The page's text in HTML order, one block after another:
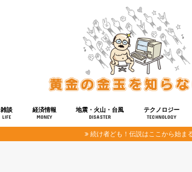
雑談
LIFE
経済情報
MONEY
地震・火山・台風
DISASTER
テクノロジー
TECHNOLOGY
健康
宇宙
続け者ども！伝説はここから始ま